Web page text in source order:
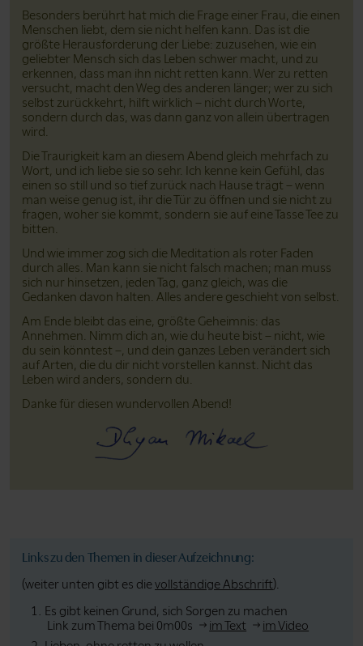
Besonders berührt hat mich die Frage einer Frau, die einen
Menschen liebt, dem sie nicht helfen kann. Das ist die
größte Herausforderung der Liebe: zuzusehen, wie ein
geliebter Mensch sich das Leben schwer macht, und zu
erkennen, dass man ihn nicht retten kann. Wer zu retten
versucht, macht den Weg des anderen länger; wer zu sich
selbst zurückkehrt, hilft wirklich – nicht durch Worte,
sondern durch das, was dann ganz von allein übertragen
wird.
Die Traurigkeit kam an diesem Abend gleich mehrfach zu
Wort, und ich liebe sie so sehr. Ich kenne kein Gefühl, das
einen so still und so tief zurück nach Hause trägt – wenn
man weise genug ist, ihr die Tür zu öffnen und sie nicht zu
fragen, woher sie kommt, sondern sie auf eine Tasse Tee zu
bitten.
Und wie immer zog sich die Meditation als roter Faden
durch alles. Man kann sie nicht falsch machen; man muss
sich nur hinsetzen, jeden Tag, ganz gleich, was die
Gedanken davon halten. Alles andere geschieht von selbst.
Am Ende bleibt das eine, größte Geheimnis: das
Annehmen. Nimm dich an, wie du heute bist – nicht, wie
du sein könntest –, und dein ganzes Leben verändert sich
auf Arten, die du dir nicht vorstellen kannst. Nicht das
Leben wird anders, sondern du.
Danke für diesen wundervollen Abend!
Links zu den Themen in dieser Aufzeichnung:
(weiter unten gibt es dievollständige Abschrift).
Es gibt keinen Grund, sich Sorgen zu machen
Link zum Thema bei 0m00s
im Text
im Video